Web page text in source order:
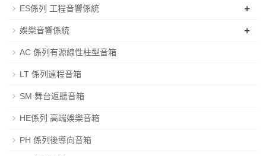
ES係列 工程音響係統 +
娛樂音響係統 +
AC 係列有源線性柱型音箱
LT 係列遠程音箱
SM 舞台返聽音箱
HE係列 高端娛樂音箱
PH 係列後導向音箱